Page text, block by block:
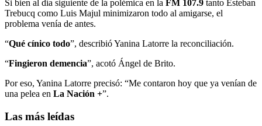
Si bien al día siguiente de la polémica en la FM 107.9 tanto Esteban
Trebucq como Luis Majul minimizaron todo al amigarse, el
problema venía de antes.
“Qué cínico todo”, describió Yanina Latorre la reconciliación.
“Fingieron demencia”, acotó Ángel de Brito.
Por eso, Yanina Latorre precisó: “Me contaron hoy que ya venían de
una pelea en La Nación +”.
Las más leídas